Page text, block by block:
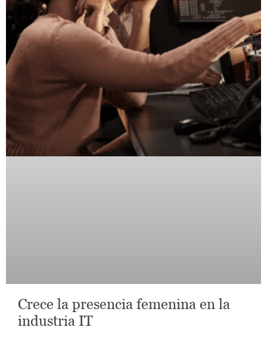
Crece la presencia femenina en la
industria IT